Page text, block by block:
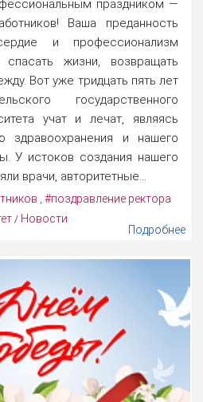
праздником —
Ваша преданность
и профессионализм
жизни, возвращать
Вот уже тридцать пять лет
государственного
учат и лечат, являясь
здравоохранения и нашего
У истоков создания нашего
врачи, авторитетные...
#поздравление ректора
/ Новости
Подробнее